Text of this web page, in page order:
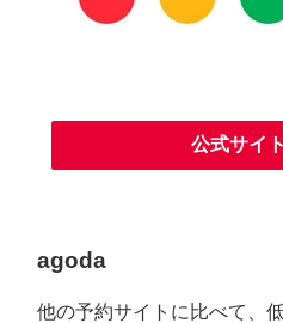
公式サイ
agoda
他の予約サイトに比べて、